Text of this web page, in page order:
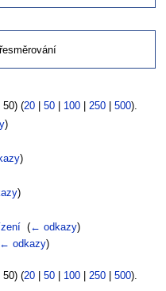
50) (20| 50| 100| 250| 500).
)
)
)
(← odkazy)
← odkazy)
50) (20| 50| 100| 250| 500).